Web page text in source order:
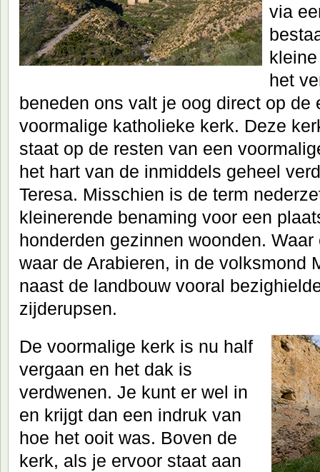
via
het
beneden ons valt je oog direct op de
voormalige katholieke kerk. Deze
staat op de resten van een
het hart van de inmiddels geheel
Teresa. Misschien is de term
kleinerende benaming voor een
honderden gezinnen woonden.
waar de Arabieren, in de volksmond
naast de landbouw vooral
zijderupsen.
De voormalige kerk is nu half
vergaan en het dak is
verdwenen. Je kunt er wel in
en krijgt dan een indruk van
hoe het ooit was. Boven de
kerk, als je ervoor staat aan